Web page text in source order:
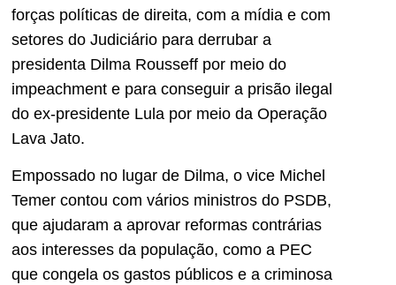
forças políticas de direita, com a mídia e com
setores do Judiciário para derrubar a
presidenta Dilma Rousseff por meio do
impeachment e para conseguir a prisão ilegal
do ex-presidente Lula por meio da Operação
Lava Jato.
Empossado no lugar de Dilma, o vice Michel
Temer contou com vários ministros do PSDB,
que ajudaram a aprovar reformas contrárias
aos interesses da população, como a PEC
que congela os gastos públicos e a criminosa